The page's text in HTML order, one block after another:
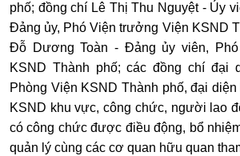
phố; đồng chí Lê Thị Thu Nguyệt - Ủy
Đảng ủy, Phó Viện trưởng Viện KSND
Đỗ Dương Toàn - Đảng ủy viên,
KSND Thành phố; các đồng chí đại
Phòng Viện KSND Thành phố, đại
KSND khu vực, công chức, người lao
có công chức được điều động, bổ
quản lý cùng các cơ quan hữu quan